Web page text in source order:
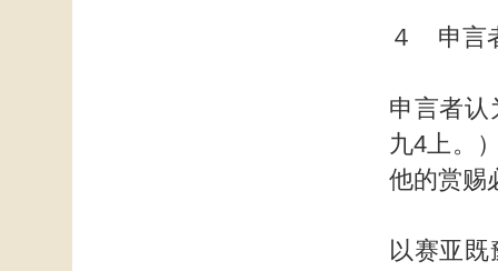
４ 申言
申言者认
九4上。
他的赏赐
以赛亚